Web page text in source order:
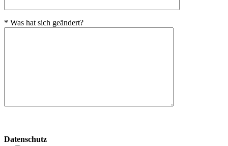
* Was hat sich geändert?
dieses
Datenschutz